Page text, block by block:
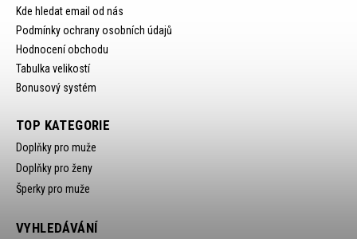
Kde hledat email od nás
Podmínky ochrany osobních údajů
Hodnocení obchodu
Tabulka velikostí
Bonusový systém
TOP KATEGORIE
Doplňky pro muže
Doplňky pro ženy
Šperky pro muže
VYHLEDÁVÁNÍ